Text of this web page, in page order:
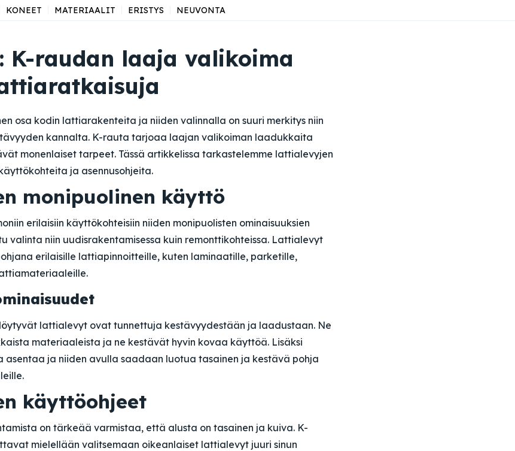
KONEET MATERIAALIT ERISTYS NEUVONTA
K-raudan laaja valikoima
osa kodin lattiarakenteita ja niiden valinnalla on suuri merkitys niin
kannalta. K-rauta tarjoaa laajan valikoiman laadukkaita
monenlaiset tarpeet. Tässä artikkelissa tarkastelemme lattialevyjen
ja asennusohjeita.
monipuolinen käyttö
erilaisiin käyttökohteisiin niiden monipuolisten ominaisuuksien
valinta niin uudisrakentamisessa kuin remonttikohteissa. Lattialevyt
erilaisille lattiapinnoitteille, kuten laminaatille, parketille,
lattialevyt ovat tunnettuja kestävyydestään ja laadustaan. Ne
materiaaleista ja ne kestävät hyvin kovaa käyttöä. Lisäksi
ja niiden avulla saadaan luotua tasainen ja kestävä pohja
käyttöohjeet
on tärkeää varmistaa, että alusta on tasainen ja kuiva. K-
mielellään valitsemaan oikeanlaiset lattialevyt juuri sinun